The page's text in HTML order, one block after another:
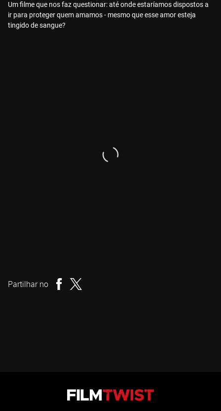
Um filme que nos faz questionar: até onde estaríamos dispostos a
ir para proteger quem amamos - mesmo que esse amor esteja
tingido de sangue?
Partilhar no